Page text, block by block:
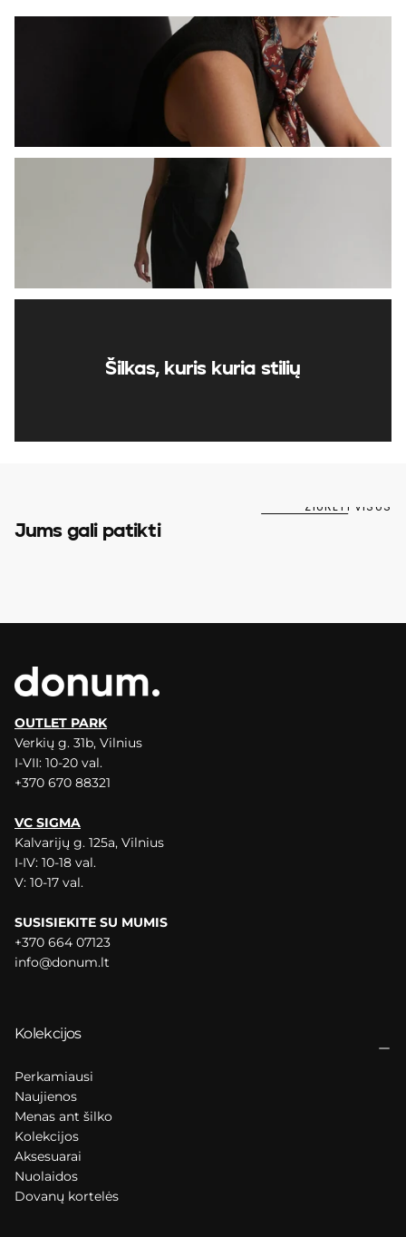
Šilkas, kuris kuria stilių
Jums gali patikti
ŽIŪRĖTI VISUS
OUTLET PARK
Verkių g. 31b, Vilnius
I-VII: 10-20 val.
+370 670 88321
VC SIGMA
Kalvarijų g. 125a, Vilnius
I-IV: 10-18 val.
V: 10-17 val.
SUSISIEKITE SU MUMIS
+370 664 07123
info@donum.lt
Kolekcijos
Perkamiausi
Naujienos
Menas ant šilko
Kolekcijos
Aksesuarai
Nuolaidos
Dovanų kortelės